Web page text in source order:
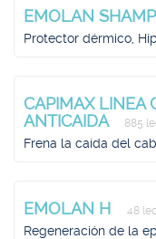
EMOLAN
Protector dérmico,
CAPIMAX LINEA
ANTICAIDA
885
Frena la caída del
EMOLAN H 48
Regeneración de la